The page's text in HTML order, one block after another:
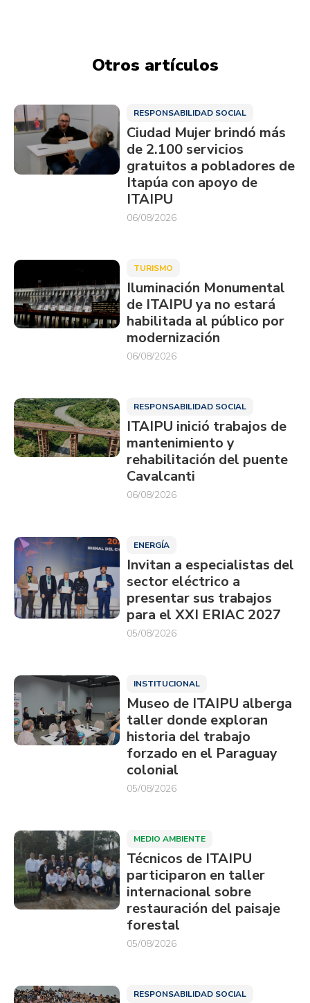
Otros artículos
RESPONSABILIDAD SOCIAL
Ciudad Mujer brindó más
de 2.100 servicios
gratuitos a pobladores de
Itapúa con apoyo de
ITAIPU
06/08/2026
TURISMO
Iluminación Monumental
de ITAIPU ya no estará
habilitada al público por
modernización
06/08/2026
RESPONSABILIDAD SOCIAL
ITAIPU inició trabajos de
mantenimiento y
rehabilitación del puente
Cavalcanti
06/08/2026
ENERGÍA
Invitan a especialistas del
sector eléctrico a
presentar sus trabajos
para el XXI ERIAC 2027
05/08/2026
INSTITUCIONAL
Museo de ITAIPU alberga
taller donde exploran
historia del trabajo
forzado en el Paraguay
colonial
05/08/2026
MEDIO AMBIENTE
Técnicos de ITAIPU
participaron en taller
internacional sobre
restauración del paisaje
forestal
05/08/2026
RESPONSABILIDAD SOCIAL